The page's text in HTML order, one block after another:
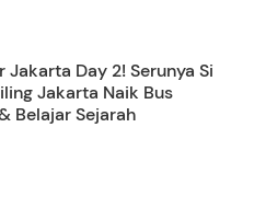
Jakarta Day 2! Serunya Si
Jakarta Naik Bus
Belajar Sejarah